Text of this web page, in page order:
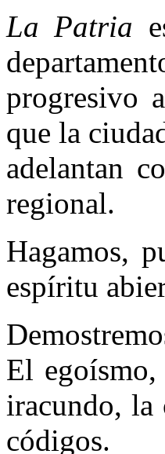
La Patria
progresivo
que la
adelantan
regional.
Hagamos,
espíritu
El egoísmo,
iracundo, la
códigos.